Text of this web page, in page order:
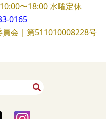
〜18:00水曜定休
0165
会｜第511010008228号